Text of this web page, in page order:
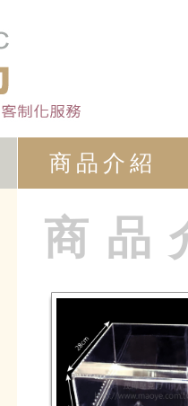
商品介紹
商品